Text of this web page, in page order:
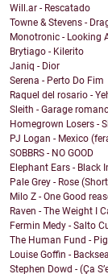
Will.ar - Rescatado
Towne & Stevens -
Monotronic - Looking
Brytiago - Kilerito
Janiq - Dior
Serena - Perto Do Fim
Raquel del rosario -
Sleith - Garage
Homegrown Losers -
PJ Logan - Mexico
SOBBRS - NO GOOD
Elephant Ears - Black
Pale Grey - Rose
Milo Z - One Good
Raven - The Weight I
Fermin Medy - Salto
The Human Fund -
Louise Goffin -
Stephen Dowd - (Ça